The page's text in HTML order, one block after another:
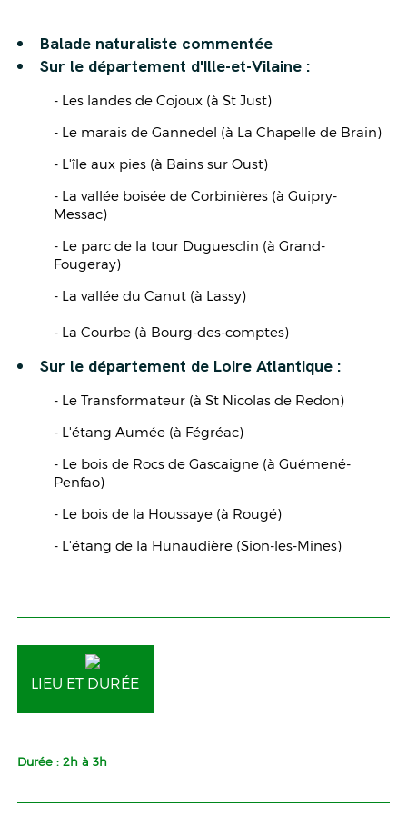
Balade naturaliste commentée
Sur le département d'Ille-et-Vilaine :
- Les landes de Cojoux (à St Just)
- Le marais de Gannedel (à La Chapelle de Brain)
- L'île aux pies (à Bains sur Oust)
- La vallée boisée de Corbinières (à Guipry-
Messac)
- Le parc de la tour Duguesclin (à Grand-
Fougeray)
- La vallée du Canut (à Lassy)
- La Courbe (à Bourg-des-comptes)
Sur le département de Loire Atlantique :
- Le Transformateur (à St Nicolas de Redon)
- L'étang Aumée (à Fégréac)
- Le bois de Rocs de Gascaigne (à Guémené-
Penfao)
- Le bois de la Houssaye (à Rougé)
- L'étang de la Hunaudière (Sion-les-Mines)
LIEU ET DURÉE
Durée : 2h à 3h